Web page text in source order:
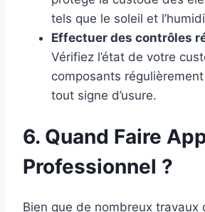
tels que le soleil et
Effectuer des contrôles
Vérifiez l’état de votre
composants
tout signe d’usure.
6. Quand Faire
Professionnel ?
Bien que de nombreux travaux